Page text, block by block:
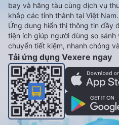
bay và hãng tàu cùng dịch vụ
khắp các tỉnh thành tại Việt Nam.
Ứng dụng hiển thị thông tin đầy
tiện ích giúp người dùng so
chuyển tiết kiệm, nhanh chóng
Tải ứng dụng Vexere ngay